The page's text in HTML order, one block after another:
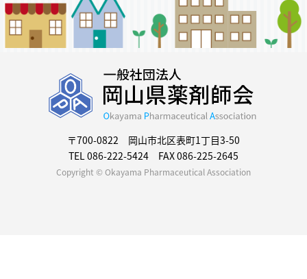
〒700-0822 岡山市北区表町1丁目3-50
TEL 086-222-5424 FAX 086-225-2645
Copyright © Okayama Pharmaceutical Association